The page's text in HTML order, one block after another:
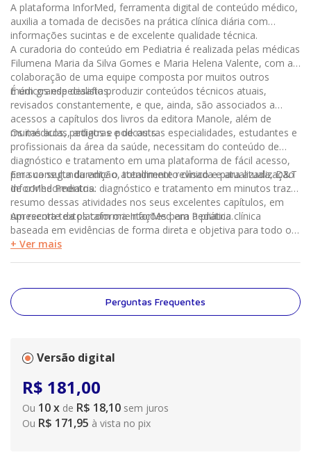
A plataforma InforMed, ferramenta digital de conteúdo médico,
auxilia a tomada de decisões na prática clínica diária com
informações sucintas e de excelente qualidade técnica.
A curadoria do conteúdo em Pediatria é realizada pelas médicas
Filumena Maria da Silva Gomes e Maria Helena Valente, com a
colaboração de uma equipe composta por muitos outros
médicos especialistas.
É um grande desafio produzir conteúdos técnicos atuais,
revisados constantemente, e que, ainda, são associados a
acessos a capítulos dos livros da editora Manole, além de
muitas aulas, artigos e podcasts.
Os médicos, pediatras e de outras especialidades, estudantes e
profissionais da área da saúde, necessitam do conteúdo de
diagnóstico e tratamento em uma plataforma de fácil acesso,
para consulta durante o atendimento clínico e para atualização
de conhecimentos.
Em sua segunda edição, totalmente revisada e atualizada, D&T
InforMed Pediatria: diagnóstico e tratamento em minutos traz o
resumo dessas atividades nos seus excelentes capítulos, em
um recorte da plataforma InforMed em Pediatria.
Apresenta textos com orientações para a prática clínica
baseada em evidências de forma direta e objetiva para todo o
corpo clínico.
+ Ver mais
Perguntas Frequentes
Versão digital
R$ 181,00
Ou 10x de R$ 18,10 sem juros
Ou R$ 171,95 à vista no pix